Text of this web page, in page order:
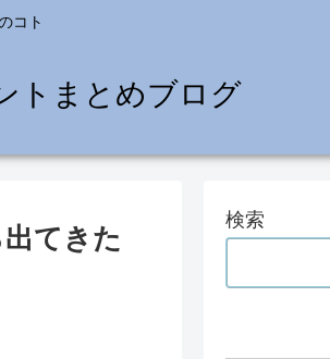
コト
トまとめブログ
てきた
検索